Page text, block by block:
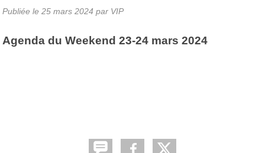
Publiée le 25 mars 2024 par VIP
Agenda du Weekend 23-24 mars 2024